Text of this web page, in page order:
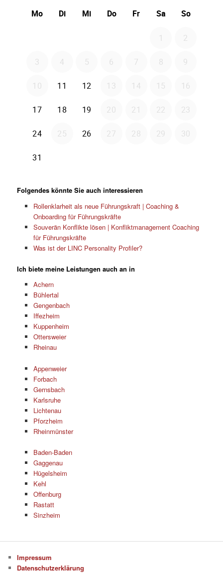
Folgendes könnte Sie auch interessieren
Rollenklarheit als neue Führungskraft | Coaching &
Onboarding für Führungskräfte
Souverän Konflikte lösen | Konfliktmanagement Coaching
für Führungskräfte
Was ist der LINC Personality Profiler?
Ich biete meine Leistungen auch an in
Achern
Bühlertal
Gengenbach
Iffezheim
Kuppenheim
Ottersweier
Rheinau
Appenweier
Forbach
Gernsbach
Karlsruhe
Lichtenau
Pforzheim
Rheinmünster
Baden-Baden
Gaggenau
Hügelsheim
Kehl
Offenburg
Rastatt
Sinzheim
Impressum
Datenschutzerklärung